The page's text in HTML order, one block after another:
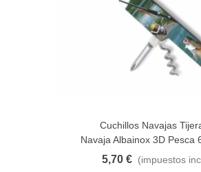
Cuchillos Navajas
Navaja Albainox 3D Pesca
5,70 € (impuestos